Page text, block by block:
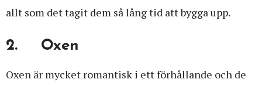
allt som det tagit dem så lång tid att bygga upp.
2. Oxen
Oxen är mycket romantisk i ett förhållande och de